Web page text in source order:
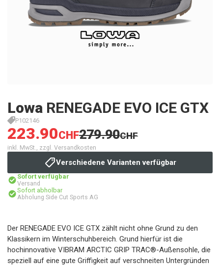
Lowa RENEGADE EVO ICE GTX
P102146
223.90CHF279.90CHF
inkl. MwSt., zzgl. Versandkosten
Verschiedene Varianten verfügbar
Sofort verfügbar
Versand
Sofort abholbar
Abholung Side Cut Sports AG
Der RENEGADE EVO ICE GTX zählt nicht ohne Grund zu den
Klassikern im Winterschuhbereich. Grund hierfür ist die
hochinnovative VIBRAM ARCTIC GRIP TRAC®-Außensohle, die
speziell auf eine gute Griffigkeit auf verschneiten Untergründen